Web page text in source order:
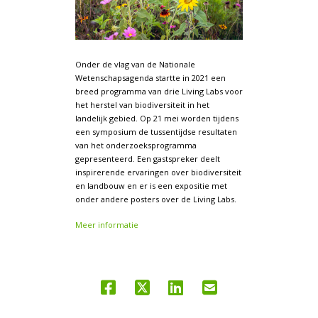
Onder de vlag van de Nationale
Wetenschapsagenda startte in 2021 een
breed programma van drie Living Labs voor
het herstel van biodiversiteit in het
landelijk gebied. Op 21 mei worden tijdens
een symposium de tussentijdse resultaten
van het onderzoeksprogramma
gepresenteerd. Een gastspreker deelt
inspirerende ervaringen over biodiversiteit
en landbouw en er is een expositie met
onder andere posters over de Living Labs.
Meer informatie